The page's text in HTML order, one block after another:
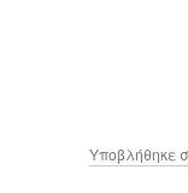
Υποβλήθηκε